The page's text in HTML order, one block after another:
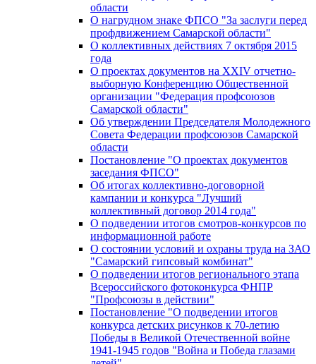
области
О нагрудном знаке ФПСО "За заслуги перед
профдвижением Самарской области"
О коллективных действиях 7 октября 2015
года
О проектах документов на XXIV отчетно-
выборную Конференцию Общественной
организации "Федерация профсоюзов
Самарской области"
Об утверждении Председателя Молодежного
Совета Федерации профсоюзов Самарской
области
Постановление "О проектах документов
заседания ФПСО"
Об итогах коллективно-договорной
кампании и конкурса "Лучший
коллективный договор 2014 года"
О подведении итогов смотров-конкурсов по
информационной работе
О состоянии условий и охраны труда на ЗАО
"Самарский гипсовый комбинат"
О подведении итогов регионального этапа
Всероссийского фотоконкурса ФНПР
"Профсоюзы в действии"
Постановление "О подведении итогов
конкурса детских рисунков к 70-летию
Победы в Великой Отечественной войне
1941-1945 годов "Война и Победа глазами